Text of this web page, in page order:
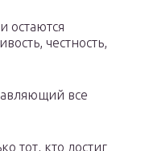
остаются
честность,
все
тот, кто достиг